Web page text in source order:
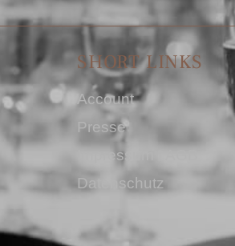
SHORT LINKS
Account
Presse
Impressum I AGB
Datenschutz